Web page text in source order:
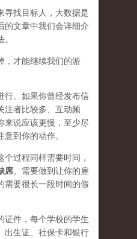
寻找目标人，大数据是
的文章中我们会详细介
，才能继续我们的游
行。如果你曾经发布信
注者比较多、互动频
来说应该更慢，至少尽
到你的动作。
过程同样需要时间，
席。需要做到让你的雇
需要很长一段时间的假
证件，每个学校的学生
出生证、社保卡和银行